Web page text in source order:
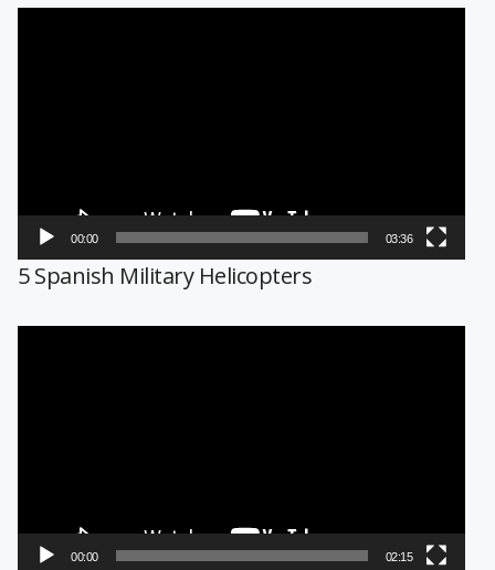
00:00 03:36
5 Spanish Military Helicopters
00:00 02:15